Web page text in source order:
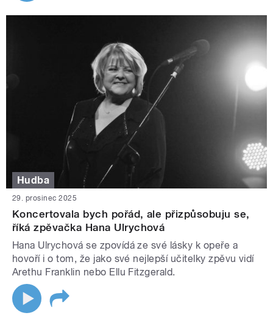
Hudba
29. prosinec 2025
Koncertovala bych pořád, ale přizpůsobuju se,
říká zpěvačka Hana Ulrychová
Hana Ulrychová se zpovídá ze své lásky k opeře a
hovoří i o tom, že jako své nejlepší učitelky zpěvu vidí
Arethu Franklin nebo Ellu Fitzgerald.